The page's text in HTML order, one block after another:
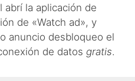
abrí la aplicación de
de «Watch ad», y
anuncio desbloqueo el
de datos gratis.